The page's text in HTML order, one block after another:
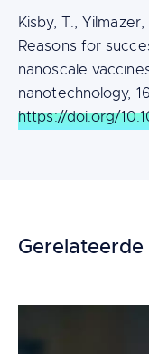
Kisby, T.,
Reasons for
nanoscale
nanotechnology,
https://doi.org/